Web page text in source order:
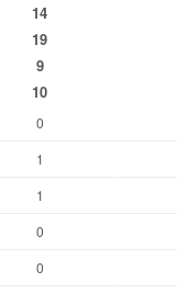
14
19
9
10
0
1
1
0
0